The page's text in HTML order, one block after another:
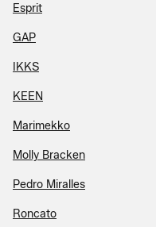
Esprit
GAP
IKKS
KEEN
Marimekko
Molly Bracken
Pedro Miralles
Roncato